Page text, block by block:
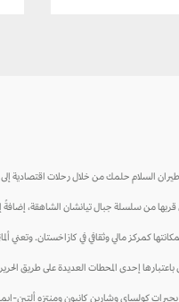
السلام حلمك من خلال رحلات اقتصادية إلى
من سلسلة جبال تيانشان الشاهقة، إضافةً
كمركز مالي وثقافي في كازاخستان.
باعتبارها إحدى المحطات العديدة على طريق
بحيرات كولساي وشارين كانيون ومنتزه ألتين-